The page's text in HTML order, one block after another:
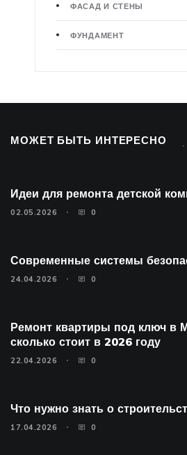
ФАСАД И СТЕНЫ
ФУНДАМЕНТ
МОЖЕТ БЫТЬ ИНТЕРЕСНО
Идеи для ремонта детской
02.05.2026 0
Современные системы
24.04.2026 0
Ремонт квартиры под ключ в
сколько стоит в 2026 году
22.04.2026 0
Что нужно знать о
17.04.2026 0